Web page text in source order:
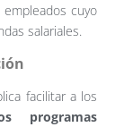
cuyo
salariales.
facilitar a los
programas